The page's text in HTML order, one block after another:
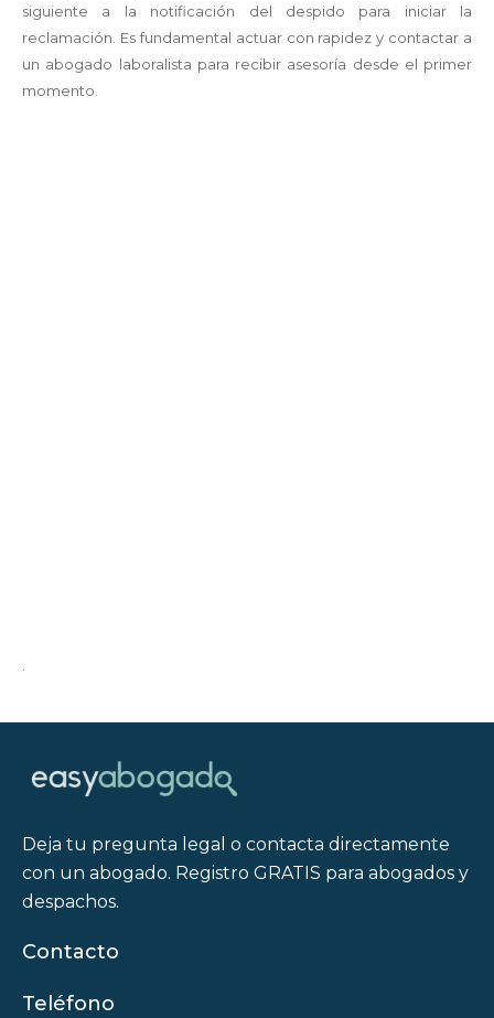
siguiente a la notificación del despido para iniciar la
reclamación. Es fundamental actuar con rapidez y contactar a
un abogado laboralista para recibir asesoría desde el primer
momento.
Deja tu pregunta legal o contacta directamente
con un abogado. Registro GRATIS para abogados y
despachos.
Contacto
Teléfono